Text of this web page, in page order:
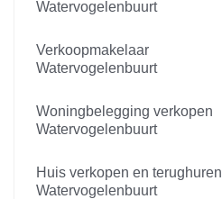
Watervogelenbuurt
Verkoopmakelaar
Watervogelenbuurt
Woningbelegging verkopen
Watervogelenbuurt
Huis verkopen en terughuren
Watervogelenbuurt